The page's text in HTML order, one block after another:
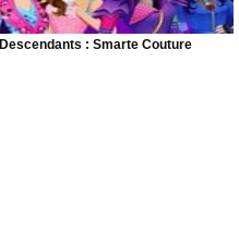
Descendants : Smarte Couture